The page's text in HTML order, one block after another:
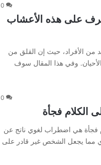
0
على هذه الأعشاب
من الأفراد، حيث إن القلق من
وفي هذا المقال سوف
0
الكلام فجأة
فجأة هي اضطراب لغوي ناتج عن
مما يجعل الشخص غير قادر على